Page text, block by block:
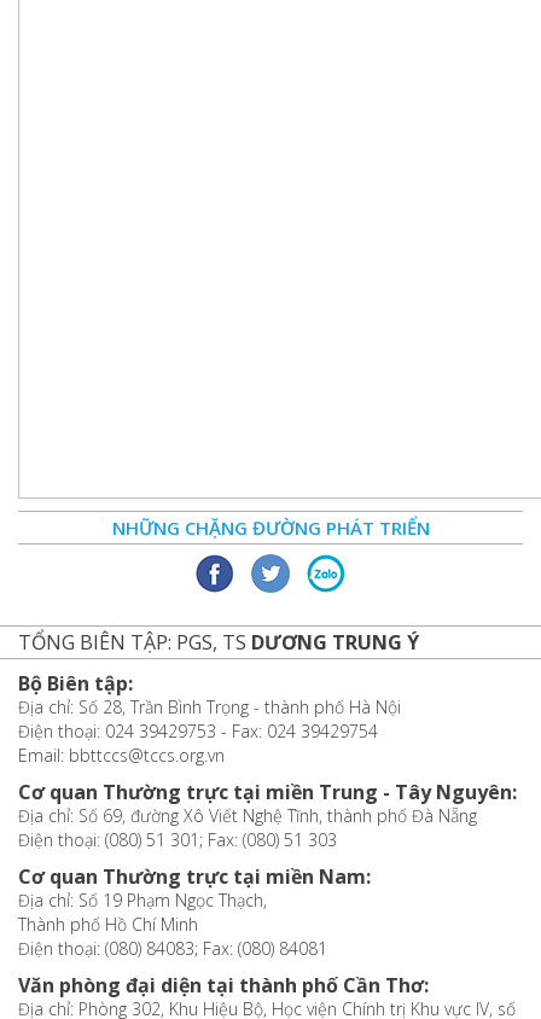
NHỮNG CHẶNG ĐƯỜNG PHÁT TRIỂN
TỔNG BIÊN TẬP: PGS, TS DƯƠNG TRUNG Ý
Bộ Biên tập:
Địa chỉ: Số 28, Trần Bình Trọng - thành phố Hà Nội
Điện thoại: 024 39429753 - Fax: 024 39429754
Email: bbttccs@tccs.org.vn
Cơ quan Thường trực tại miền Trung - Tây Nguyên:
Địa chỉ: Số 69, đường Xô Viết Nghệ Tĩnh, thành phố Đà Nẵng
Điện thoại: (080) 51 301; Fax: (080) 51 303
Cơ quan Thường trực tại miền Nam:
Địa chỉ: Số 19 Phạm Ngọc Thạch,
Thành phố Hồ Chí Minh
Điện thoại: (080) 84083; Fax: (080) 84081
Văn phòng đại diện tại thành phố Cần Thơ:
Địa chỉ: Phòng 302, Khu Hiệu Bộ, Học viện Chính trị Khu vực IV, số